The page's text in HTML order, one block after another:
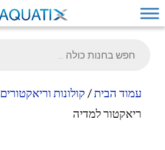
עמוד הבית/ קולונות וריאקטורים
ריאקטור למדיה